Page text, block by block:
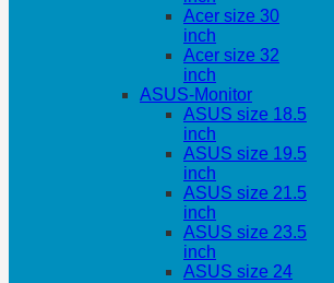
Acer size 30
inch
Acer size 32
inch
ASUS-Monitor
ASUS size 18.5
inch
ASUS size 19.5
inch
ASUS size 21.5
inch
ASUS size 23.5
inch
ASUS size 24